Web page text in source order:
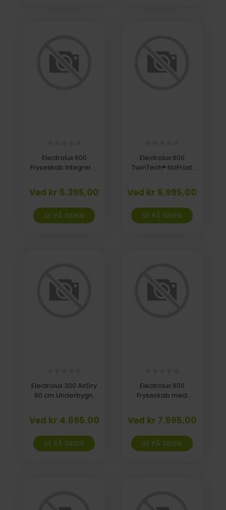
Electrolux 600
Fryseskab Integreret
LUB3AE88S
Ved kr 5.395,00
SE PÅ SIDEN
Electrolux 600
TwinTech® NoFrost
cm LNT6MD36W
Ved kr 6.995,00
SE PÅ SIDEN
Electrolux 300 AirDry
60 cm Underbygn.
Ved kr 4.695,00
SE PÅ SIDEN
Electrolux 600
Fryseskab med
Y600EFW
Ved kr 7.595,00
SE PÅ SIDEN